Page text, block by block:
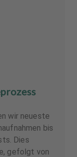
wir neueste
bis
Dies
gefolgt von